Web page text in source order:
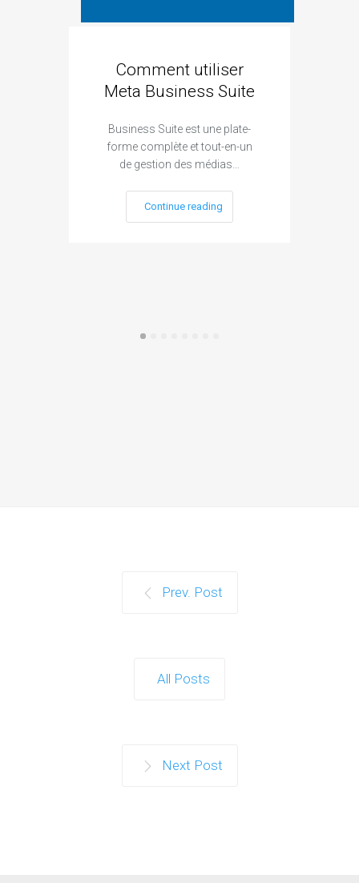
Comment utiliser
Meta Business Suite
Business Suite est une plate-
forme complète et tout-en-un
de gestion des médias…
Continue reading
Prev. Post
All Posts
Next Post